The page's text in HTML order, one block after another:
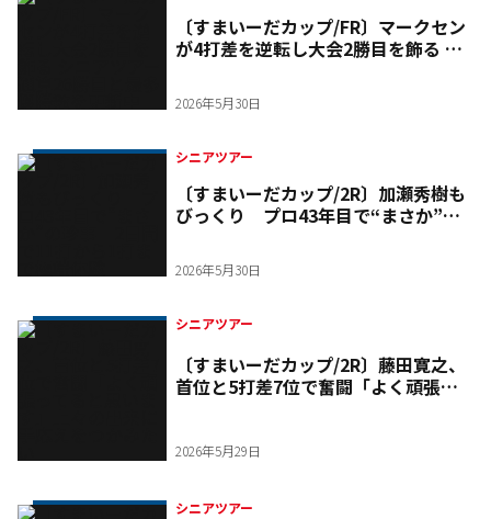
〔すまいーだカップ/FR〕マークセン
が4打差を逆転し大会2勝目を飾る シ
を更新中
2026年5月30日
シニアツアー
〔すまいーだカップ/2R〕加瀬秀樹も
びっくり プロ43年目で“まさか”の
体験
2026年5月30日
シニアツアー
〔すまいーだカップ/2R〕藤田寛之、
首位と5打差7位で奮闘「よく頑張っ
2026年5月29日
シニアツアー